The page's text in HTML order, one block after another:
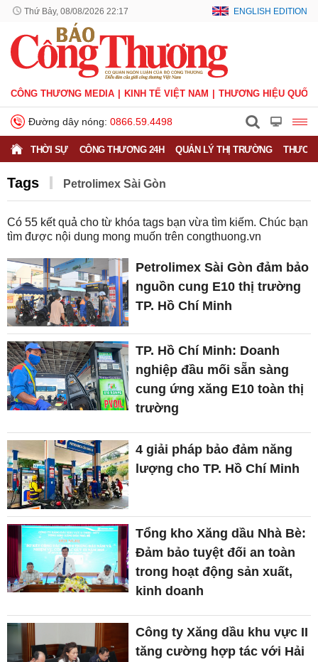
Thứ Bảy, 08/08/2026 22:17 ENGLISH EDITION
CÔNG THƯƠNG MEDIA KINH TẾ VIỆT NAM THƯƠNG HIỆU QUỐC
Đường dây nóng: 0866.59.4498
THỜI SỰ CÔNG THƯƠNG 24H QUẢN LÝ THỊ TRƯỜNG
Tags Petrolimex Sài Gòn
Có 55 kết quả cho từ khóa tags bạn vừa tìm kiếm. Chúc bạn
tìm được nội dung mong muốn trên congthuong.vn
Petrolimex Sài Gòn đảm bảo
nguồn cung E10 thị trường
TP. Hồ Chí Minh
TP. Hồ Chí Minh: Doanh
nghiệp đầu mối sẵn sàng
cung ứng xăng E10 toàn thị
trường
4 giải pháp bảo đảm năng
lượng cho TP. Hồ Chí Minh
Tổng kho Xăng dầu Nhà Bè:
Đảm bảo tuyệt đối an toàn
trong hoạt động sản xuất,
kinh doanh
Công ty Xăng dầu khu vực II
tăng cường hợp tác với Hải